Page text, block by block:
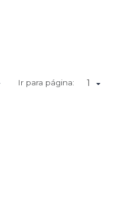
Ir para página: 1